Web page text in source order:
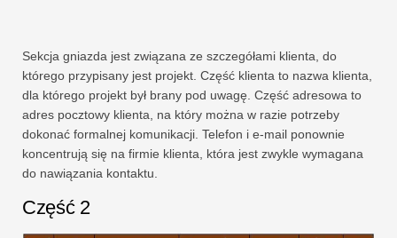
Sekcja gniazda jest związana ze szczegółami klienta, do
którego przypisany jest projekt. Część klienta to nazwa klienta,
dla którego projekt był brany pod uwagę. Część adresowa to
adres pocztowy klienta, na który można w razie potrzeby
dokonać formalnej komunikacji. Telefon i e-mail ponownie
koncentrują się na firmie klienta, która jest zwykle wymagana
do nawiązania kontaktu.
Część 2